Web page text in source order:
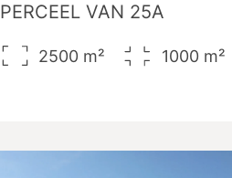
PERCEEL VAN 25A
2500 m² 1000 m²